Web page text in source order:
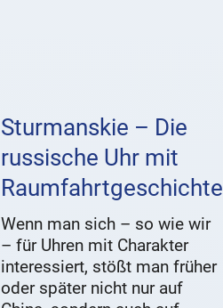
Sturmanskie – Die
russische Uhr mit
Raumfahrtgeschichte
Wenn man sich – so wie wir
– für Uhren mit Charakter
interessiert, stößt man früher
oder später nicht nur auf